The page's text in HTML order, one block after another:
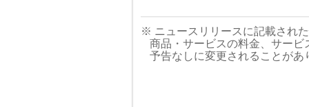
※ ニュースリリースに記載され
商品・サービスの料金、サー
予告なしに変更されることが